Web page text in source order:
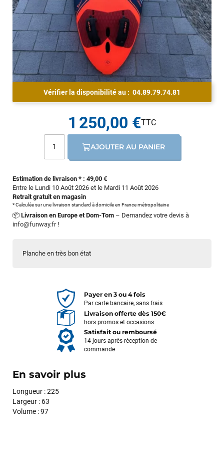
Planche en très bon état
Vérifier la disponibilité au : 04.89.79.74.81
Estimation de livraison * : 49,00 €
Entre le Lundi 10 Août 2026 et le Mardi 11 Août 2026
Retrait gratuit en magasin
* Calculée sur une livraison standard à domicile en France métropolitaine
📦 Livraison en Europe et Dom-Tom – Demandez votre devis à
info@funway.fr!
1 250,00 €
AJOUTER AU PANIER
Payer en 3 ou 4 fois
Par carte bancaire, sans frais
Livraison offerte dès 150€
hors promos et occasions
Satisfait ou remboursé
14 jours après réception de
commande
En savoir plus
Longueur : 225
Largeur : 63
Volume : 97